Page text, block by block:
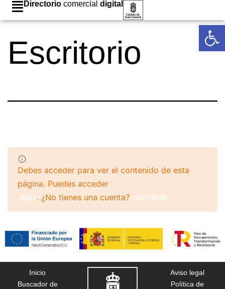
Abrir
Directorio comercial digital
Escritorio
Debes acceder para ver el contenido de esta
página. Puedes acceder
Aquí. ¿No tienes una cuenta? Inscribirte
Inicio
Buscador de
Aviso legal
Política de